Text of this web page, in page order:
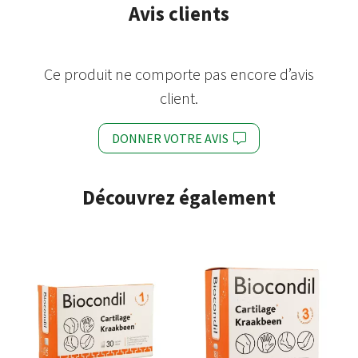
Avis clients
Ce produit ne comporte pas encore d’avis
client.
DONNER VOTRE AVIS
Découvrez également